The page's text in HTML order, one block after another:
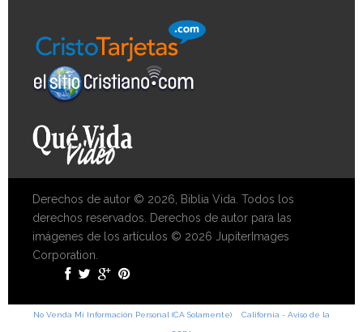
Derechos de autor © 2026, Biblia Vida. Todos los
derechos reservados. Derechos de autor para las
imágenes de los artículos © 2026 JupiterImages
Corporation.
No Venda Mi Información Personal (CA Solamente) California - Aviso de la